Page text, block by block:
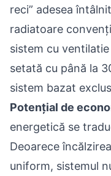
reci” adesea
radiatoare
sistem cu
setată cu până la
sistem bazat
Potențial de
energetică se
Deoarece
uniform, sistemul